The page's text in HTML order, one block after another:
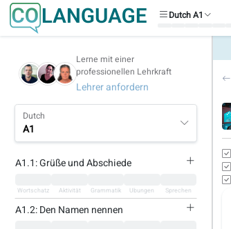
Dutch A1
Lerne mit einer
professionellen Lehrkraft
Lehrer anfordern
Dutch
A1
A1.1: Grüße und Abschiede
Wortschatz Aktivität Grammatik Übungen Sprechen
A1.2: Den Namen nennen